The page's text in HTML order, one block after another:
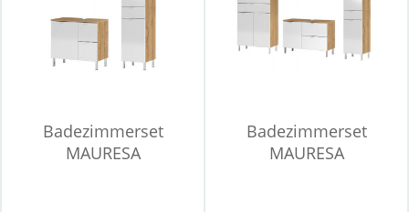
Badezimmerset
MAURESA
Badezimmerset
MAURESA